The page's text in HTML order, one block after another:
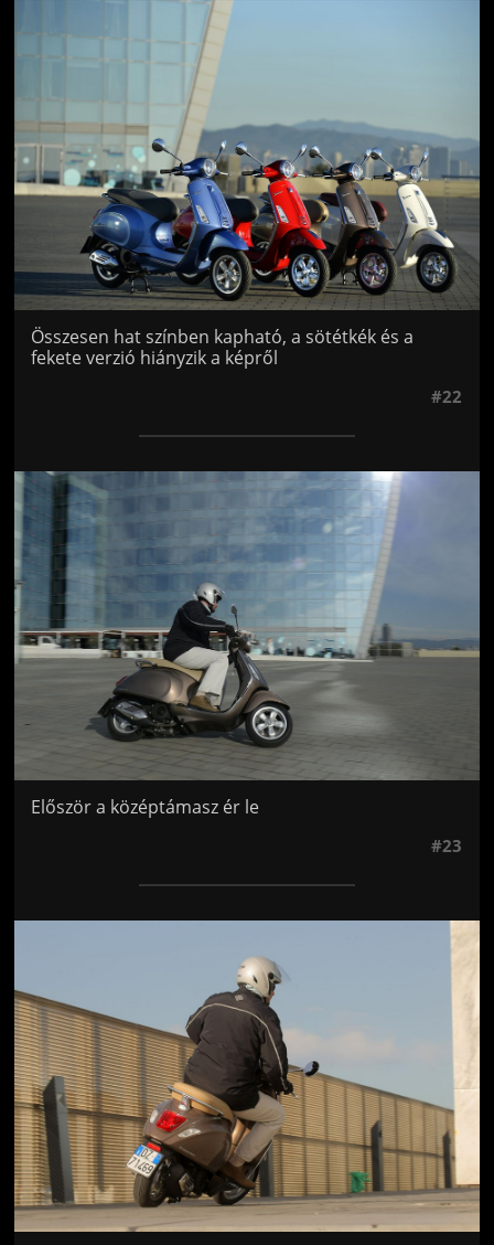
Jön még kép!
Összesen hat színben kapható, a sötétkék és a
fekete verzió hiányzik a képről
#22
Jön még kép!
Először a középtámasz ér le
#23
Jön még kép!